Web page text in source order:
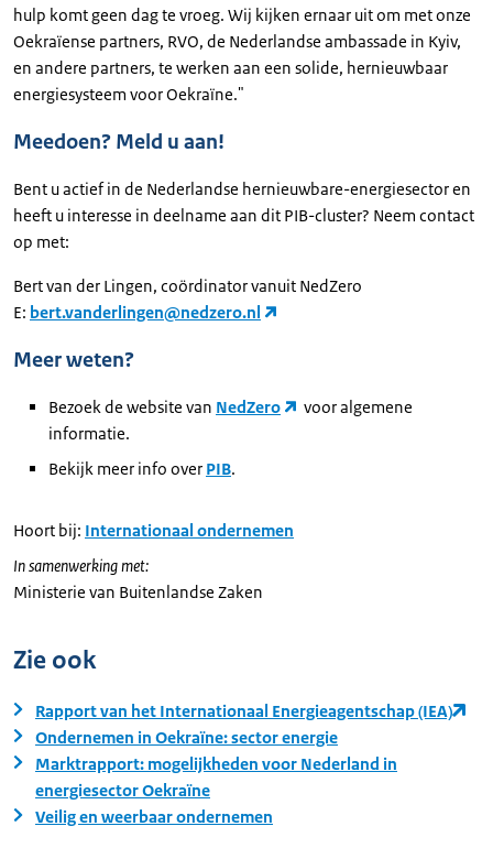
hulp komt geen dag te vroeg. Wij kijken ernaar uit om met onze
Oekraïense partners, RVO, de Nederlandse ambassade in Kyiv,
en andere partners, te werken aan een solide, hernieuwbaar
energiesysteem voor Oekraïne."
Meedoen? Meld u aan!
Bent u actief in de Nederlandse hernieuwbare-energiesector en
heeft u interesse in deelname aan dit PIB-cluster? Neem contact
op met:
Bert van der Lingen, coördinator vanuit NedZero
E: bert.vanderlingen@nedzero.nl
Meer weten?
Bezoek de website van NedZero
voor algemene
informatie.
Bekijk meer info over PIB.
Hoort bij: Internationaal ondernemen
In samenwerking met:
Ministerie van Buitenlandse Zaken
Zie ook
Rapport van het Internationaal Energieagentschap (IEA)
Ondernemen in Oekraïne: sector energie
Marktrapport: mogelijkheden voor Nederland in
energiesector Oekraïne
Veilig en weerbaar ondernemen